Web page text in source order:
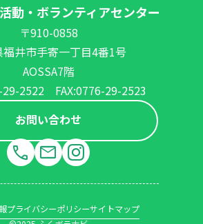
動・ボランティアセンター
〒910-0858
福井市手寄一丁目4番1号
AOSSA7階
29-2522 FAX:0776-29-2523
お問い合わせ
プライバシーポリシーサイトマップ